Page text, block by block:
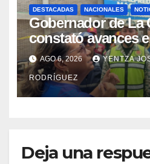
DESTACADAS NACIONALES
Gobernador de La
constató avances
rehabilitación del
Catia la Mar
AGO 6, 2026 YENTZA
RODRÍGUEZ
Deja una